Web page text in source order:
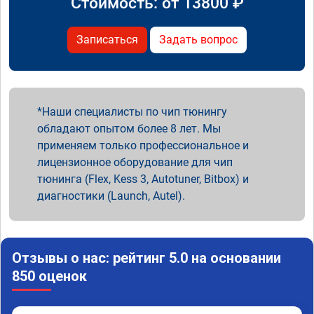
Записаться Задать вопрос
Наши специалисты по чип тюнингу
обладают опытом более 8 лет. Мы
применяем только профессиональное и
лицензионное оборудование для чип
тюнинга (Flex, Kess 3, Autotuner, Bitbox) и
диагностики (Launch, Autel).
Отзывы о нас: рейтинг 5.0 на основании
850 оценок